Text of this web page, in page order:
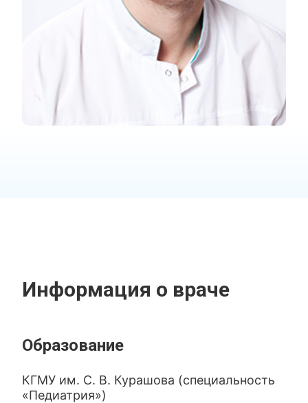
Информация о враче
Образование
КГМУ им. С. В. Курашова (специальность
«Педиатрия»)